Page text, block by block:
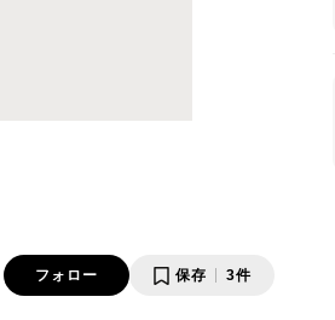
フォロー 保存 3件